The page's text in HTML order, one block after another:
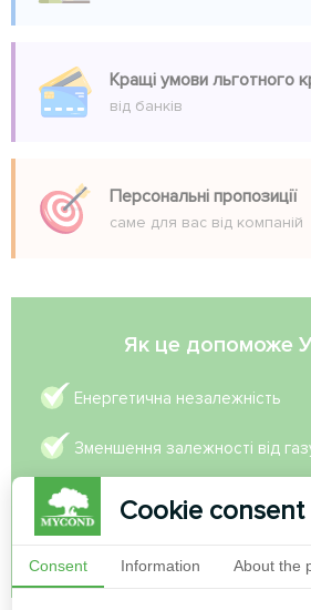
Кращі умови льготного
від банків
Персональні пропозиції
саме для вас від компаній
Як це допоможе
Енергетична незалежність
Зменшення залежності від
Європейські інвестиції
Cookie consent
Consent Information About the